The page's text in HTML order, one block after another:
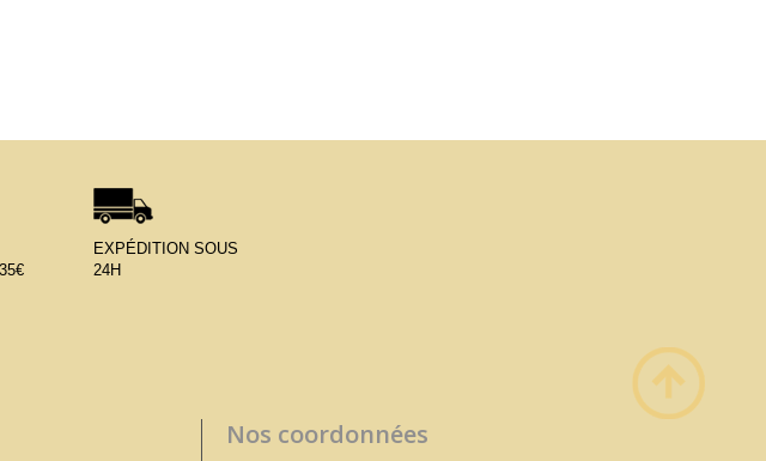
EXPÉDITION SOUS
24H
Nos coordonnées